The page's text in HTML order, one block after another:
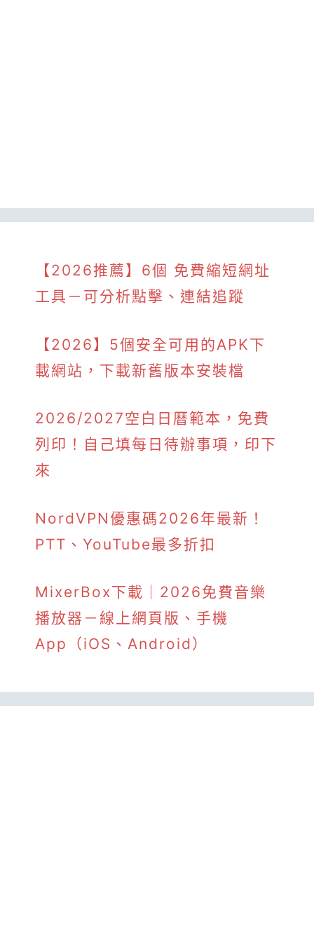
【2026推薦】6個 免費縮短網址
工具－可分析點擊、連結追蹤
【2026】5個安全可用的APK下
載網站，下載新舊版本安裝檔
2026/2027空白日曆範本，免費
列印！自己填每日待辦事項，印下
來
NordVPN優惠碼2026年最新！
PTT、YouTube最多折扣
MixerBox下載｜2026免費音樂
播放器－線上網頁版、手機
App（iOS、Android）